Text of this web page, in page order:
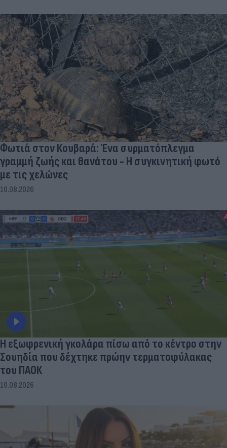
Φωτιά στον Κουβαρά: Ένα συρματόπλεγμα
γραμμή ζωής και θανάτου - Η συγκινητική φωτό
με τις χελώνες
10.08.2026
Η εξωφρενική γκολάρα πίσω από το κέντρο στην
Σουηδία που δέχτηκε πρώην τερματοφύλακας
του ΠΑΟΚ
10.08.2026